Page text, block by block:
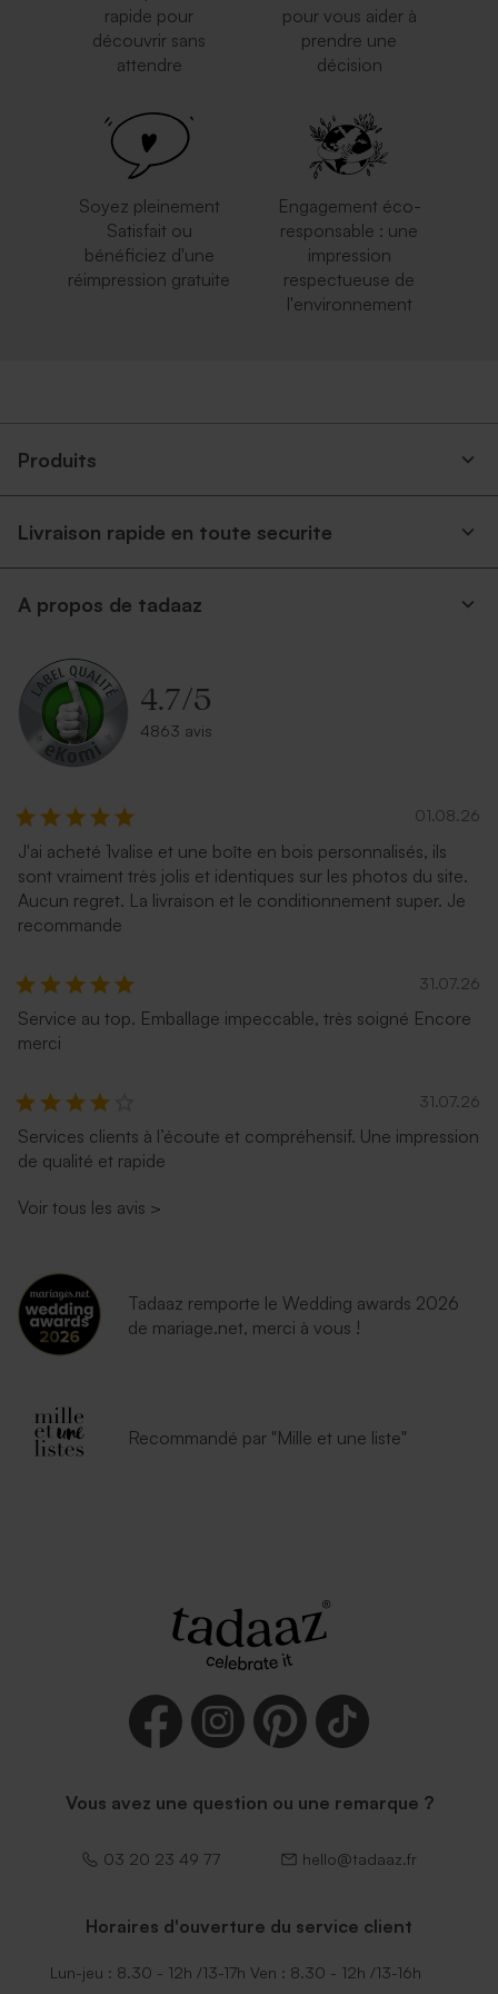
Rond de serviette fête vierge
papier effet mat
Guirlande fanion vierge
papier effet mat
Petite enveloppe bleue Enveloppe rouge
Enveloppe fuchsia tendance Élegante enveloppe noire
kraft
Enveloppe carrée rose nude Enveloppe eucalyptus
Enveloppe brune
rapide pour
découvrir sans
attendre
pour vous aider à
prendre une
décision
Soyez pleinement
Satisfait ou
bénéficiez d'une
réimpression gratuite
Engagement éco-
responsable : une
impression
respectueuse de
l'environnement
Produits
Livraison rapide en toute securite
A propos de tadaaz
4.7/5
4863 avis
01.08.26
J'ai acheté 1valise et une boîte en bois personnalisés, ils
sont vraiment très jolis et identiques sur les photos du site.
Aucun regret. La livraison et le conditionnement super. Je
recommande
31.07.26
Service au top. Emballage impeccable, très soigné Encore
merci
31.07.26
Services clients à l’écoute et compréhensif. Une impression
de qualité et rapide
Voir tous les avis >
Tadaaz remporte le Wedding awards 2026
de mariage.net, merci à vous !
Recommandé par "Mille et une liste"
Vous avez une question ou une remarque ?
03 20 23 49 77 hello@tadaaz.fr
Horaires d'ouverture du service client
Lun-jeu : 8.30 - 12h /13-17h Ven : 8.30 - 12h /13-16h